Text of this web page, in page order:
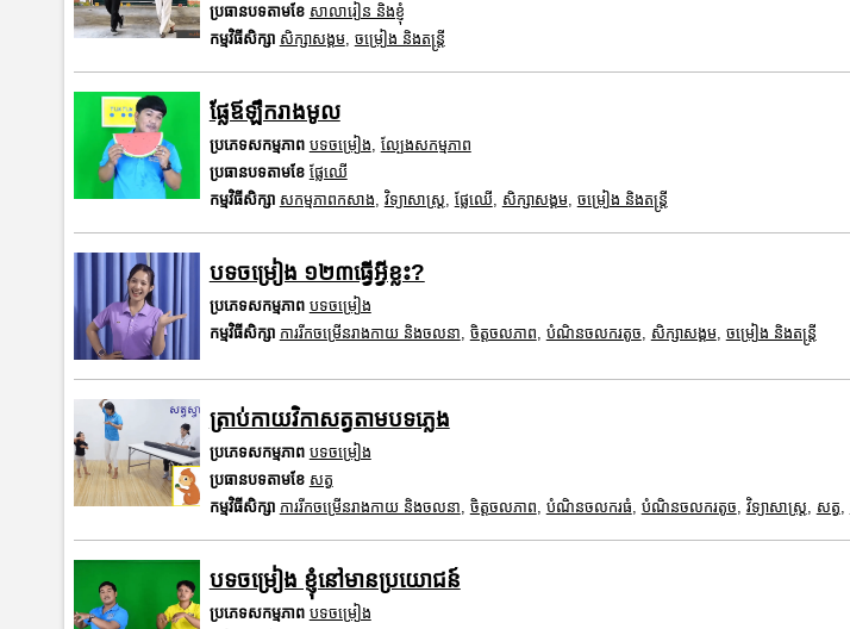
ប្រធានបទតាមខែ សាលារៀន និងខ្ញុំ
កម្មវិធីសិក្សា សិក្សាសង្គម, ចម្រៀង និងតន្ត្រី
ផ្លែឪឡឹករាងមូល
ប្រភេទសកម្មភាព បទចម្រៀង ល្បែងសកម្មភាព
ប្រធានបទតាមខែ ផ្លែឈើ
កម្មវិធីសិក្សា សកម្មភាពកសាង វិទ្យាសាស្រ្ត ផ្លែឈើ សិក្សាសង្គម, ចម្រៀង និងតន្ត្រី
បទចម្រៀង ១២៣ធ្វើអ្វីខ្លះ?
ប្រភេទសកម្មភាព បទចម្រៀង
កម្មវិធីសិក្សា ការរីកចម្រើនរាងកាយ និងចលនា ចិត្តចលភាព បំណិនចលករតូច សិក្សាសង្គម, ចម្រៀង និងតន្ត្រី
ត្រាប់កាយវិកាសត្វតាមបទភ្លេង
ប្រភេទសកម្មភាព បទចម្រៀង
ប្រធានបទតាមខែ សត្វ
កម្មវិធីសិក្សា ការរីកចម្រើនរាងកាយ និងចលនា ចិត្តចលភាព បំណិនចលករធំ បំណិនចលករតូច វិទ្យាសាស្រ្ត សត្វ
បទចម្រៀង ខ្ញុំនៅមានប្រយោជន៍
ប្រភេទសកម្មភាព បទចម្រៀង